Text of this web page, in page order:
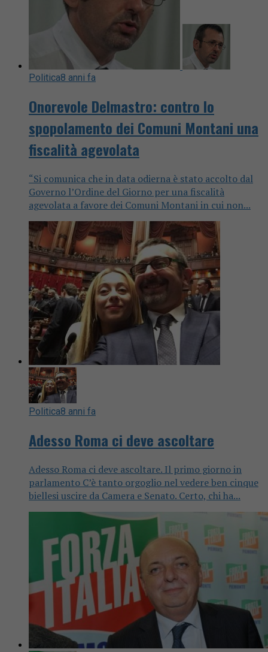
Politica8 anni fa
Onorevole Delmastro: contro lo
spopolamento dei Comuni Montani una
fiscalità agevolata
“Si comunica che in data odierna è stato accolto dal
Governo l’Ordine del Giorno per una fiscalità
agevolata a favore dei Comuni Montani in cui non...
Politica8 anni fa
Adesso Roma ci deve ascoltare
Adesso Roma ci deve ascoltare. Il primo giorno in
parlamento C’è tanto orgoglio nel vedere ben cinque
biellesi uscire da Camera e Senato. Certo, chi ha...